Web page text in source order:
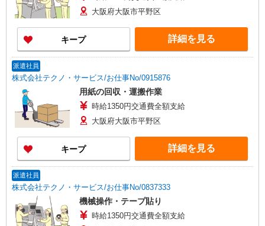
大阪府大阪市平野区
キープ 詳細を見る
派遣社員
株式会社テクノ・サービス/お仕事No/0915876
用紙の回収・運搬作業
時給1350円交通費全額支給
大阪府大阪市平野区
キープ 詳細を見る
派遣社員
株式会社テクノ・サービス/お仕事No/0837333
機械操作・テープ貼り
時給1350円交通費全額支給